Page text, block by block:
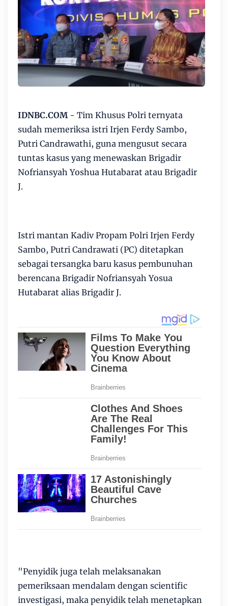
IDNBC.COM- Tim Khusus Polri ternyata
sudah memeriksa istri Irjen Ferdy Sambo,
Putri Candrawathi, guna mengusut secara
tuntas kasus yang menewaskan Brigadir
Nofriansyah Yoshua Hutabarat atau Brigadir
J.
Istri mantan Kadiv Propam Polri Irjen Ferdy
Sambo, Putri Candrawati (PC) ditetapkan
sebagai tersangka baru kasus pembunuhan
berencana Brigadir Nofriansyah Yosua
Hutabarat alias Brigadir J.
"Penyidik juga telah melaksanakan
pemeriksaan mendalam dengan scientific
investigasi, maka penyidik telah menetapkan